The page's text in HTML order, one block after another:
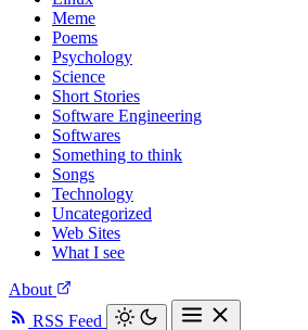
Meme
Poems
Psychology
Science
Short Stories
Software Engineering
Softwares
Something to think
Songs
Technology
Uncategorized
Web Sites
What I see
About
RSS Feed